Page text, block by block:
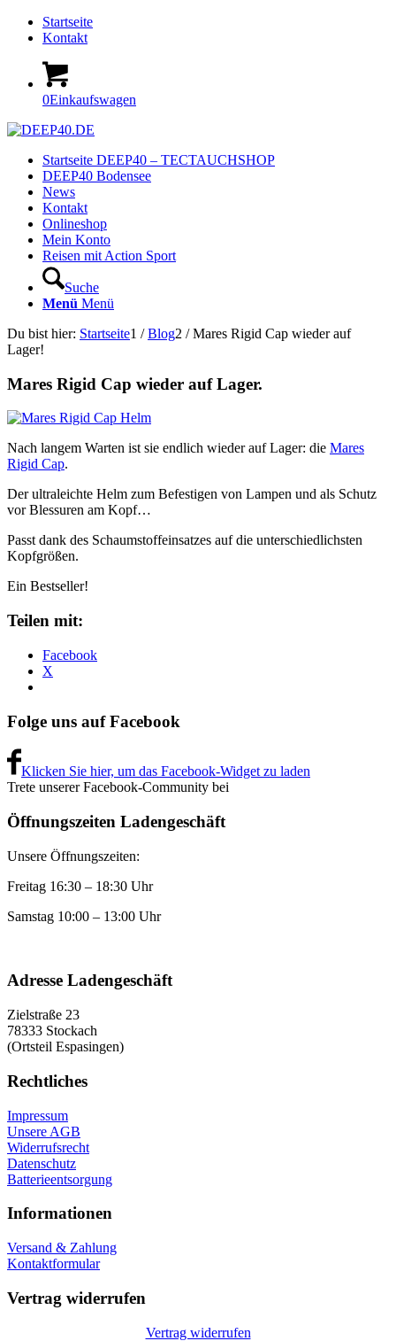
Startseite
Kontakt
0Einkaufswagen
Startseite DEEP40 – TECTAUCHSHOP
DEEP40 Bodensee
News
Kontakt
Onlineshop
Mein Konto
Reisen mit Action Sport
Suche
Menü Menü
Du bist hier: Startseite1 / Blog2 / Mares Rigid Cap wieder auf
Lager!
Mares Rigid Cap wieder auf Lager.
Nach langem Warten ist sie endlich wieder auf Lager: die Mares
Rigid Cap.
Der ultraleichte Helm zum Befestigen von Lampen und als Schutz
vor Blessuren am Kopf…
Passt dank des Schaumstoffeinsatzes auf die unterschiedlichsten
Kopfgrößen.
Ein Bestseller!
Teilen mit:
Facebook
X
Folge uns auf Facebook
Klicken Sie hier, um das Facebook-Widget zu laden
Trete unserer Facebook-Community bei
Öffnungszeiten Ladengeschäft
Unsere Öffnungszeiten:
Freitag 16:30 – 18:30 Uhr
Samstag 10:00 – 13:00 Uhr
Adresse Ladengeschäft
Zielstraße 23
78333 Stockach
(Ortsteil Espasingen)
Rechtliches
Impressum
Unsere AGB
Widerrufsrecht
Datenschutz
Batterieentsorgung
Informationen
Versand & Zahlung
Kontaktformular
Vertrag widerrufen
Vertrag widerrufen